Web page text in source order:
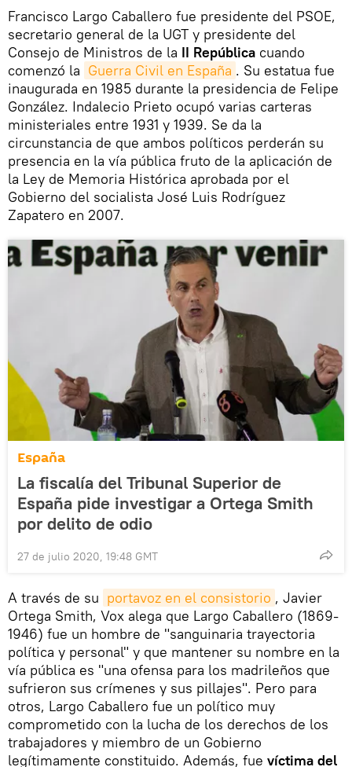
Francisco Largo Caballero fue presidente del PSOE,
secretario general de la UGT y presidente del
Consejo de Ministros de la II República cuando
comenzó la Guerra Civil en España . Su estatua fue
inaugurada en 1985 durante la presidencia de Felipe
González. Indalecio Prieto ocupó varias carteras
ministeriales entre 1931 y 1939. Se da la
circunstancia de que ambos políticos perderán su
presencia en la vía pública fruto de la aplicación de
la Ley de Memoria Histórica aprobada por el
Gobierno del socialista José Luis Rodríguez
Zapatero en 2007.
España
La fiscalía del Tribunal Superior de
España pide investigar a Ortega Smith
por delito de odio
27 de julio 2020, 19:48 GMT
A través de su portavoz en el consistorio , Javier
Ortega Smith, Vox alega que Largo Caballero (1869-
1946) fue un hombre de "sanguinaria trayectoria
política y personal" y que mantener su nombre en la
vía pública es "una ofensa para los madrileños que
sufrieron sus crímenes y sus pillajes". Pero para
otros, Largo Caballero fue un político muy
comprometido con la lucha de los derechos de los
trabajadores y miembro de un Gobierno
legítimamente constituido. Además, fue víctima del